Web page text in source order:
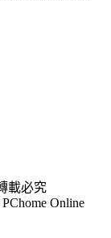
載必究
Online